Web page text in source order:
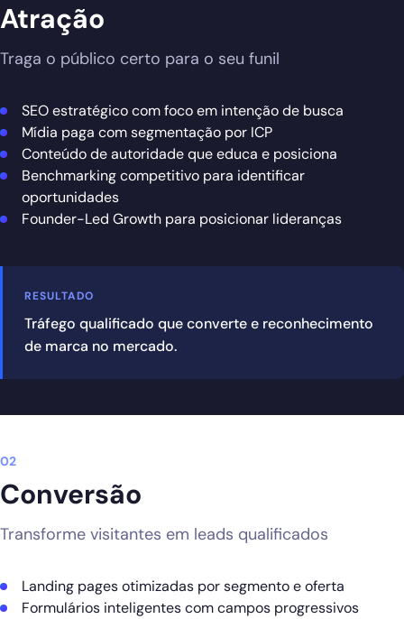
Atração
Traga o público certo para o seu funil
SEO estratégico com foco em intenção de busca
Mídia paga com segmentação por ICP
Conteúdo de autoridade que educa e posiciona
Benchmarking competitivo para identificar
oportunidades
Founder-Led Growth para posicionar lideranças
RESULTADO
Tráfego qualificado que converte e reconhecimento
de marca no mercado.
02
Conversão
Transforme visitantes em leads qualificados
Landing pages otimizadas por segmento e oferta
Formulários inteligentes com campos progressivos